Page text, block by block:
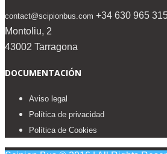
contact@scipionbus.com +34 630 965
Montoliu, 2
43002 Tarragona
DOCUMENTACIÓN
Aviso legal
Política de privacidad
Política de Cookies